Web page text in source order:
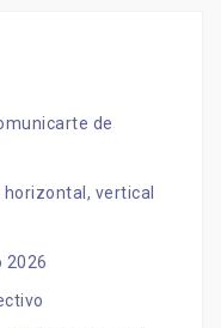
de
vertical
2026